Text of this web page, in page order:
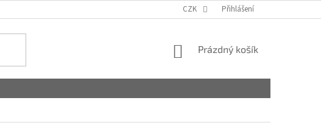
CZK Přihlášení
NÁKUPNÍ
Prázdný košík